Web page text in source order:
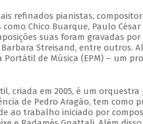
refinados pianistas,
Chico Buarque, Paulo
suas foram gravadas
Barbara Streisand, entre outros.
Portátil de Música (EPM) – um
criada em 2005, é um
de Pedro Aragão, tem
ao trabalho iniciado por